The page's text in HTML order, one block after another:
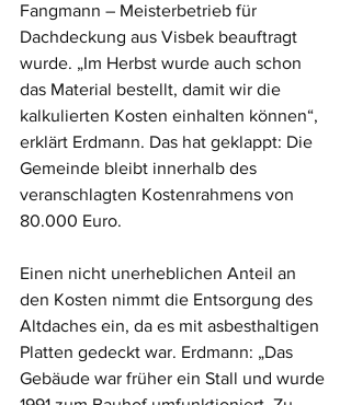
Fangmann – Meisterbetrieb für
Dachdeckung aus Visbek beauftragt
wurde. „Im Herbst wurde auch schon
das Material bestellt, damit wir die
kalkulierten Kosten einhalten können“,
erklärt Erdmann. Das hat geklappt: Die
Gemeinde bleibt innerhalb des
veranschlagten Kostenrahmens von
80.000 Euro.
Einen nicht unerheblichen Anteil an
den Kosten nimmt die Entsorgung des
Altdaches ein, da es mit asbesthaltigen
Platten gedeckt war. Erdmann: „Das
Gebäude war früher ein Stall und wurde